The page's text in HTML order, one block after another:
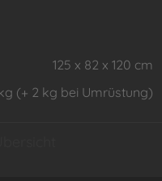
125 x 82 x 120 cm
(+ 2 kg bei Umrüstung)